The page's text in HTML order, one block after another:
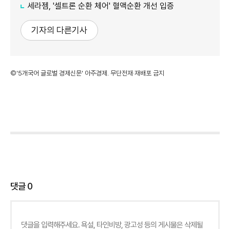
세라젬, '셀트론 순환 체어' 혈액순환 개선 입증
기자의 다른기사
©'5개국어 글로벌 경제신문' 아주경제. 무단전재·재배포 금지
댓글0